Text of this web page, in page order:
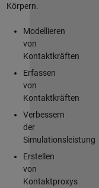
Körpern.
Modellieren
von
Kontaktkräften
Erfassen
von
Kontaktkräften
Verbessern
der
Simulationsleistung
Erstellen
von
Kontaktproxys